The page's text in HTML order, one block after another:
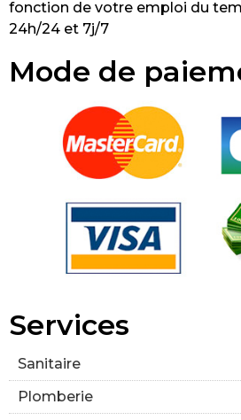
Mode de
Services
Sanitaire
Plomberie
fonction de votre emploi du
24h/24 et 7j/7